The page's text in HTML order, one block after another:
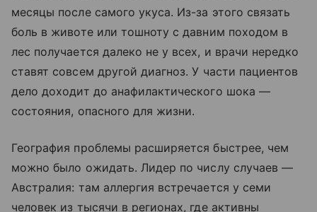
месяцы после самого укуса. Из-за этого связать
боль в животе или тошноту с давним походом в
лес получается далеко не у всех, и врачи нередко
ставят совсем другой диагноз. У части пациентов
дело доходит до анафилактического шока —
состояния, опасного для жизни.
География проблемы расширяется быстрее, чем
можно было ожидать. Лидер по числу случаев —
Австралия: там аллергия встречается у семи
человек из тысячи в регионах, где активны